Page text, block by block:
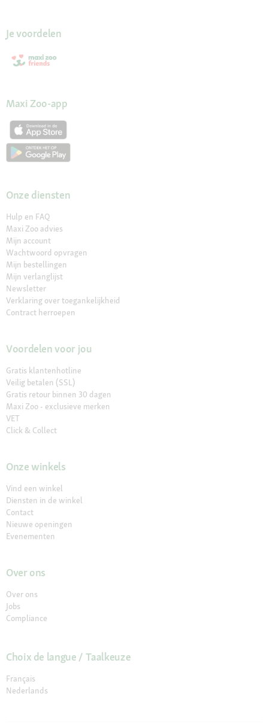
Je voordelen
Maxi Zoo-app
Onze diensten
Hulp en FAQ
Maxi Zoo advies
Mijn account
Wachtwoord opvragen
Mijn bestellingen
Mijn verlanglijst
Newsletter
Verklaring over toegankelijkheid
Contract herroepen
Voordelen voor jou
Gratis klantenhotline
Veilig betalen (SSL)
Gratis retour binnen 30 dagen
Maxi Zoo - exclusieve merken
VET
Click & Collect
Onze winkels
Vind een winkel
Diensten in de winkel
Contact
Nieuwe openingen
Evenementen
Over ons
Over ons
Jobs
Compliance
Choix de langue / Taalkeuze
Français
Nederlands